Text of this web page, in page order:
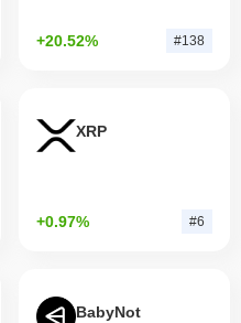
+20.52% #138
XRP
+0.97% #6
BabyNot